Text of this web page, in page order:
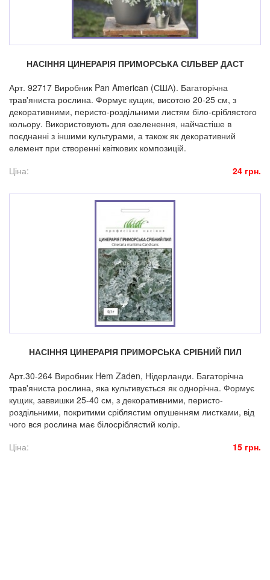
НАСІННЯ ЦИНЕРАРІЯ ПРИМОРСЬКА СІЛЬВЕР ДАСТ
Арт. 92717 Виробник Pan American (США). Багаторічна
трав'яниста рослина. Формує кущик, висотою 20-25 см, з
декоративними, перисто-роздільними листям біло-сріблястого
кольору. Використовують для озеленення, найчастіше в
поєднанні з іншими культурами, а також як декоративний
елемент при створенні квіткових композицій.
Ціна:
24 грн.
НАСІННЯ ЦИНЕРАРІЯ ПРИМОРСЬКА СРІБНИЙ ПИЛ
Арт.30-264 Виробник Hem Zaden, Нідерланди. Багаторічна
трав'яниста рослина, яка культивується як однорічна. Формує
кущик, заввишки 25-40 см, з декоративними, перисто-
роздільними, покритими сріблястим опушенням листками, від
чого вся рослина має білосріблястий колір.
Ціна:
15 грн.